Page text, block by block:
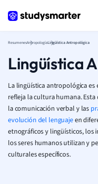
ResumenesAntropologíaLingüística Antropológica
Lingüística
La lingüística antropológica
refleja la cultura humana.
la comunicación verbal y las
evolución del lenguajeen
etnográficos y lingüísticos, los
los seres humanos utilizan y
culturales específicos.